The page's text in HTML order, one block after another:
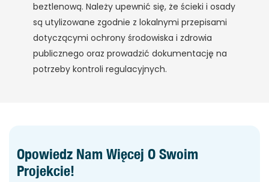
beztlenową. Należy upewnić się, że ścieki i osady
są utylizowane zgodnie z lokalnymi przepisami
dotyczącymi ochrony środowiska i zdrowia
publicznego oraz prowadzić dokumentację na
potrzeby kontroli regulacyjnych.
Opowiedz Nam Więcej O Swoim
Projekcie!